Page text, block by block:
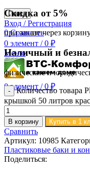
Поиск
Вход / Регистрация
0 Сравнить
0 элемент / 0 ₽
Меню
0элемент / 0 ₽
Скидка от 5%
при заказе через
Наличный и
физические и
Количество товара
крышкой 50 литров
В корзину Купить в 1
Сравнить
Артикул: 10985
Пластиковые баки и
Поделиться: